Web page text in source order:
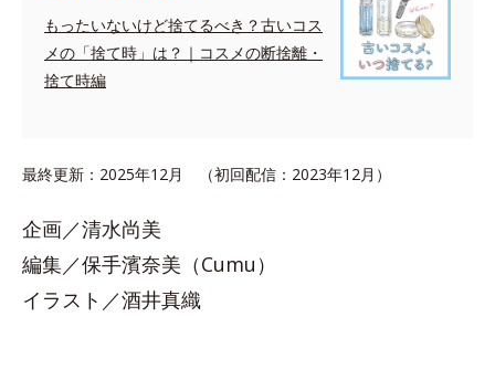
もったいないけど捨てるべき？古いコス
メの「捨て時」は？｜コスメの断捨離・
捨て時編
最終更新：2025年12月 （初回配信：2023年12月）
企画／清水尚美
編集／保手濱奈美（Cumu）
イラスト／酒井真織